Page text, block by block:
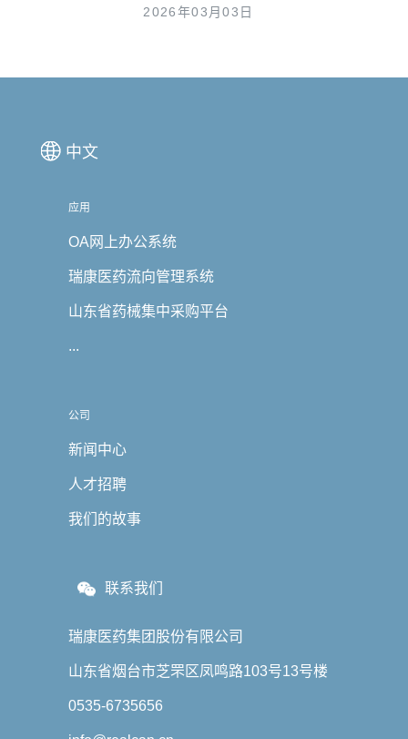
2026年03月03日
中文
应用
OA网上办公系统
瑞康医药流向管理系统
山东省药械集中采购平台
...
公司
新闻中心
人才招聘
我们的故事
联系我们
瑞康医药集团股份有限公司
山东省烟台市芝罘区凤鸣路103号13号楼
0535-6735656